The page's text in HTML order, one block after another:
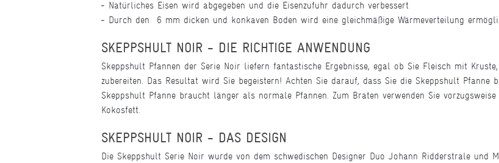
Natürliches Eisen wird abgegeben und die Eisenzufuhr dadurch verbessert
Durch den 6 mm dicken und konkaven Boden wird eine gleichmäßige Wärmeverteilung
SKEPPSHULT NOIR - DIE RICHTIGE ANWENDUNG
Skeppshult Pfannen der Serie Noir liefern fantastische Ergebnisse, egal ob Sie Fleisch mit
zubereiten. Das Resultat wird Sie begeistern! Achten Sie darauf, dass Sie die Skeppshult Pfanne
Skeppshult Pfanne braucht länger als normale Pfannen. Zum Braten verwenden Sie
Kokosfett.
SKEPPSHULT NOIR - DAS DESIGN
Die Skeppshult Serie Noir wurde von dem schwedischen Designer Duo Johann Ridderstrale und